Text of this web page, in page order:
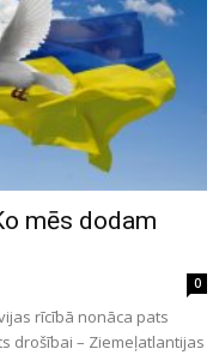
mēs dodam
0
rīcībā nonāca pats
drošībai – Ziemeļatlantijas